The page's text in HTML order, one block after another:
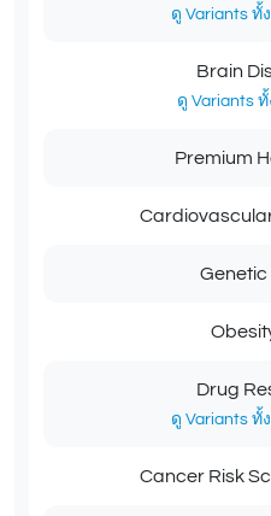
ดู Variants ทั้
Brain
ดู Variants
Premium
Genetic
Drug
ดู Variants ทั้
Cancer Risk